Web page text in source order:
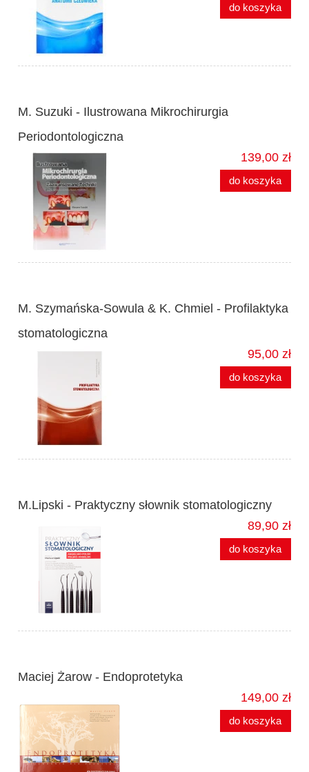
do koszyka
M. Suzuki - Ilustrowana Mikrochirurgia
Periodontologiczna
139,00 zł
do koszyka
M. Szymańska-Sowula & K. Chmiel - Profilaktyka
stomatologiczna
95,00 zł
do koszyka
M.Lipski - Praktyczny słownik stomatologiczny
89,90 zł
do koszyka
Maciej Żarow - Endoprotetyka
149,00 zł
do koszyka